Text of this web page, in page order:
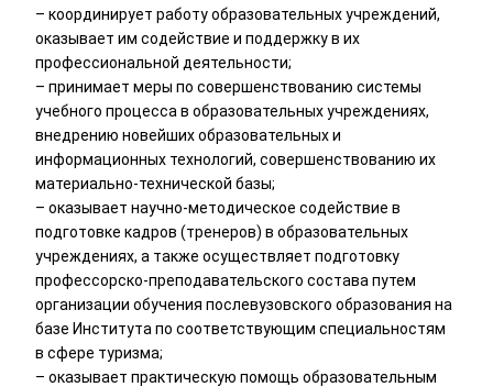
– координирует работу образовательных учреждений,
оказывает им содействие и поддержку в их
профессиональной деятельности;
– принимает меры по совершенствованию системы
учебного процесса в образовательных учреждениях,
внедрению новейших образовательных и
информационных технологий, совершенствованию их
материально-технической базы;
– оказывает научно-методическое содействие в
подготовке кадров (тренеров) в образовательных
учреждениях, а также осуществляет подготовку
профессорско-преподавательского состава путем
организации обучения послевузовского образования на
базе Института по соответствующим специальностям
в сфере туризма;
– оказывает практическую помощь образовательным